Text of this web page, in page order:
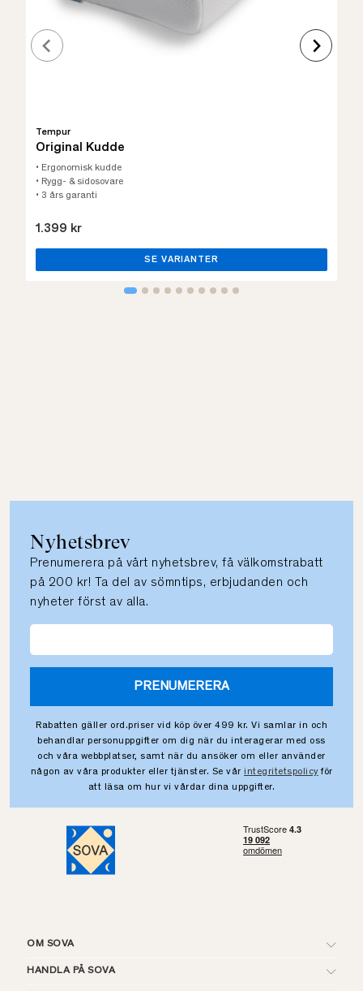
Tempur
Original Kudde
• Ergonomisk kudde
• Rygg- & sidosovare
• 3 års garanti
1.399 kr
SE VARIANTER
Nyhetsbrev
Prenumerera på vårt nyhetsbrev, få välkomstrabatt
på 200 kr! Ta del av sömntips, erbjudanden och
nyheter först av alla.
PRENUMERERA
Rabatten gäller ord.priser vid köp över 499 kr. Vi samlar in och
behandlar personuppgifter om dig när du interagerar med oss
och våra webbplatser, samt när du ansöker om eller använder
någon av våra produkter eller tjänster. Se vår integritetspolicy för
att läsa om hur vi vårdar dina uppgifter.
OM SOVA
HANDLA PÅ SOVA